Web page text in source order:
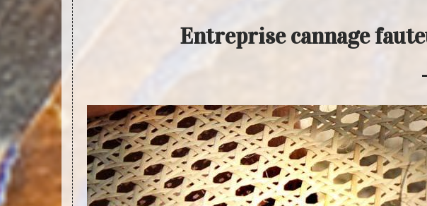
Entreprise cannage